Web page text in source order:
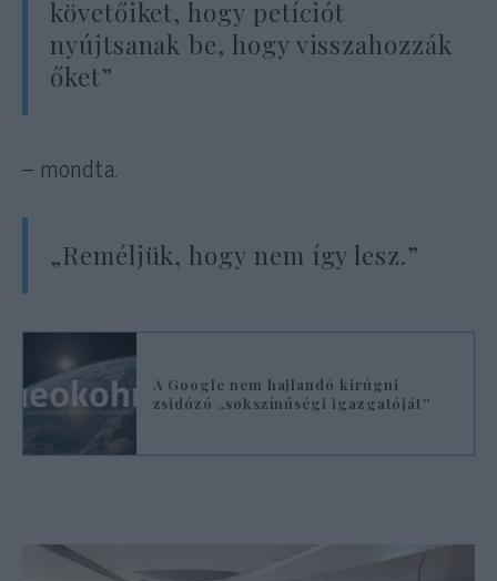
követőiket, hogy petíciót
nyújtsanak be, hogy visszahozzák
őket”
– mondta.
„Reméljük, hogy nem így lesz.”
A Google nem hajlandó kirúgni
zsidózó „sokszínűségi igazgatóját”